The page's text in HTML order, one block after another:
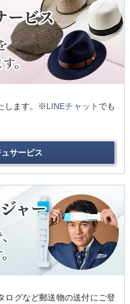
します。※LINEチャット でも
サービス
ログなど郵送物の送付にご登